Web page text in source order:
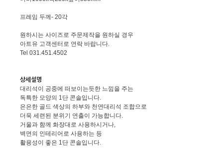
프레임 두께- 20각
원하시는 사이즈로 주문제작을 원하실 경우
아트유 고객센터로 연락 바랍니다.
Tel 031.451.4502
상세설명
대리석이 공중에 떠보이는듯한 느낌을 주는
독특한 모양의 1단 콘솔입니다.
은은한 골드 색상의 하부와 천연대리석 조합으로
더욱 세련된 분위기 연출이 가능합니다.
거울과 함께 화장대로 사용하시거나,
벽면의 인테리어로 사용하는 등
활용성이 좋은 1단 콘솔입니다.